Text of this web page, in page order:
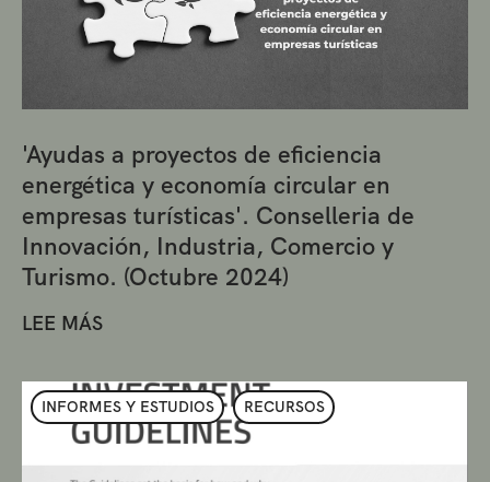
'Ayudas a proyectos de eficiencia
energética y economía circular en
empresas turísticas'. Conselleria de
Innovación, Industria, Comercio y
Turismo. (Octubre 2024)
LEE MÁS
INFORMES Y ESTUDIOS RECURSOS